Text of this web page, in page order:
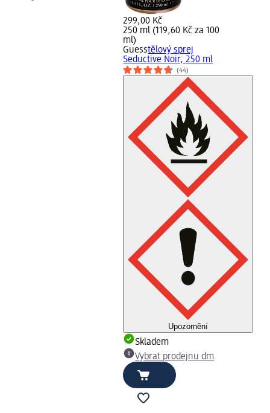
299,00 Kč
250 ml (119,60 Kč za 100
ml)
Guesstělový sprej
Seductive Noir, 250 ml
(44)
Upozornění
Skladem
Vybrat prodejnu dm